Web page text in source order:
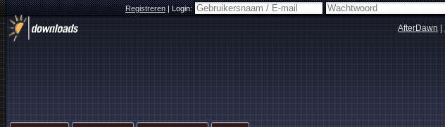
Registreren|Login:
AfterDawn